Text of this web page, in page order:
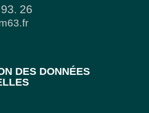
26
DES DONNÉES